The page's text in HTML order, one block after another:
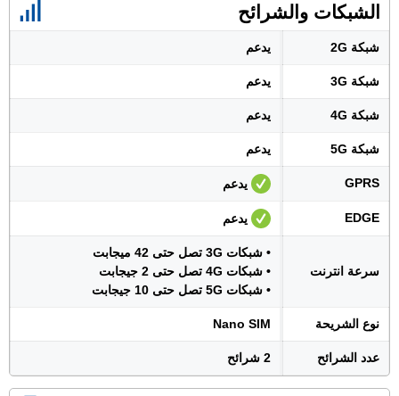
الشبكات والشرائح
شبكة 2G يدعم
شبكة 3G يدعم
شبكة 4G يدعم
شبكة 5G يدعم
GPRS يدعم
EDGE يدعم
سرعة انترنت
• شبكات 3G تصل حتى 42 ميجابت
• شبكات 4G تصل حتى 2 جيجابت
• شبكات 5G تصل حتى 10 جيجابت
نوع الشريحة Nano SIM
عدد الشرائح 2 شرائح